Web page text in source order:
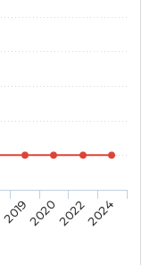
2019202020222024